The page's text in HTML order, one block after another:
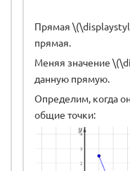
Прямая
прямая.
Меняя значение
данную прямую.
Определим, когда
общие точки: